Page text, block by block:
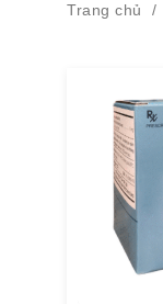
Trang chủ